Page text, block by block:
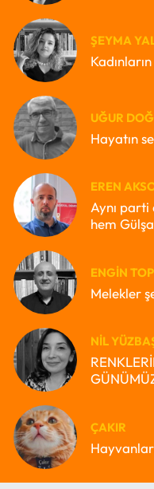
ŞEYMA
UĞUR
Hayatın
EREN
Aynı parti
hem
ENGIN
Melekler
NIL
ÇAKIR